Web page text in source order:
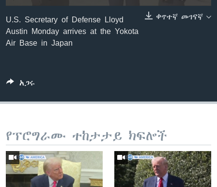
ቀጥተኛ መገናኛ
U.S. Secretary of Defense Lloyd
Austin Monday arrives at the Yokota
Air Base in Japan
አጋሩ
የፕሮግራሙ ተከታታይ ክፍሎች